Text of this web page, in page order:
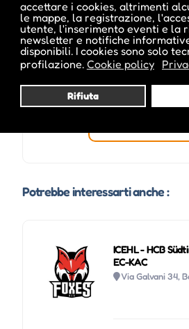
accettare i cookies, altrimenti
le mappe, la registrazione,
utente, l'inserimento eventi e la
newsletter e notifiche
disponibili. I cookies sono solo
profilazione. Cookie policy
Rifiuta
Potrebbe interessarti anche :
ICEHL - HCB
EC-KAC
Via Galvani 34,